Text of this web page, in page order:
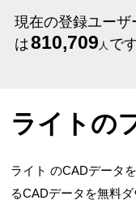
現在の登録ユーザ
は810,709 人 で
ライトの
ライト のCADデータ
るCADデータを無料